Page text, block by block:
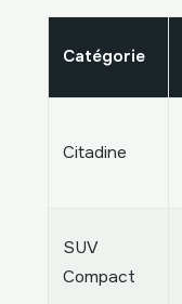
Catégorie
Citadine
SUV
Compact